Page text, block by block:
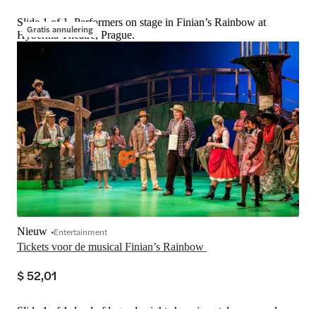
Gratis annulering
Slide 1 of 1, Performers on stage in Finian’s Rainbow at
Hybernia Theatre, Prague.
Nieuw Entertainment
$ 52,01